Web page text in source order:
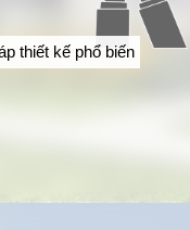
thiết kế phổ biến